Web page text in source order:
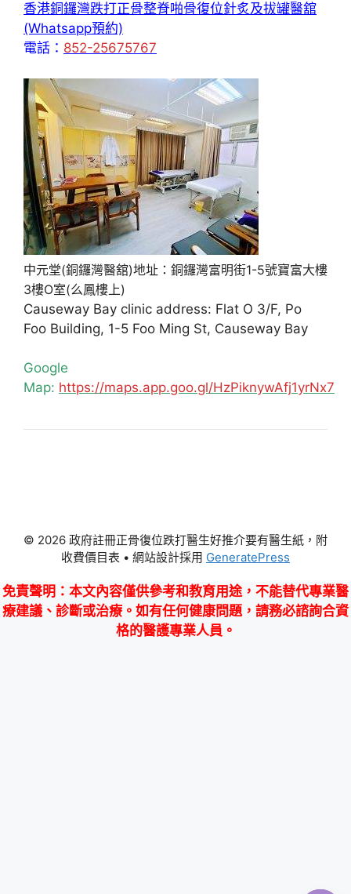
香港銅鑼灣跌打正骨整脊啪骨復位針炙及拔罐醫舘
(Whatsapp預約)
電話： 852-25675767
中元堂(銅鑼灣醫舘)地址：銅鑼灣富明街1-5號寶富大樓
3樓O室(么鳳樓上)
Causeway Bay clinic address: Flat O 3/F, Po
Foo Building, 1-5 Foo Ming St, Causeway Bay
Google
Map: https://maps.app.goo.gl/HzPiknywAfj1yrNx7
© 2026 政府註冊正骨復位跌打醫生好推介要有醫生紙，附
收費價目表 • 網站設計採用 GeneratePress
免責聲明 ：本文內容僅供參考和教育用途，不能替代專業醫
療建議、診斷或治療。如有任何健康問題，請務必諮詢合資
格的醫護專業人員。